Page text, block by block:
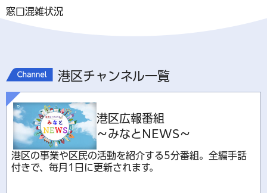
窓口混雑状況
港区チャンネル一覧
港区広報番組
～みなとNEWS～
港区の事業や区民の活動を紹介する5分番組。全編手話
付きで、毎月1日に更新されます。